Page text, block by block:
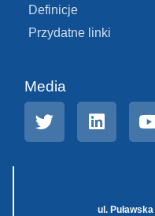
Definicje
Przydatne linki
Media
ul.